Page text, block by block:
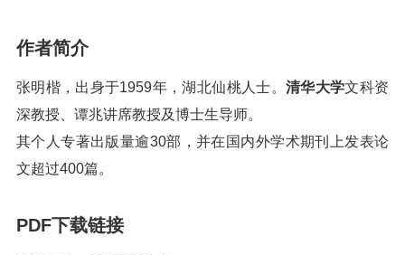
作者简介
张明楷，出身于1959年，湖北仙桃人士。 清华大学文科资
深教授、谭兆讲席教授及博士生导师。
其个人专著出版量逾30部，并在国内外学术期刊上发表论
文超过400篇。
PDF下载链接